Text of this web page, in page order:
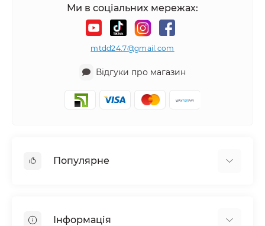
Ми в соціальних мережах:
mtdd24.7@gmail.com
Відгуки про магазин
Популярне
Інформація